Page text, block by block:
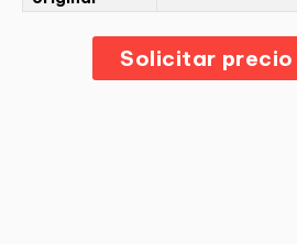
Solicitar